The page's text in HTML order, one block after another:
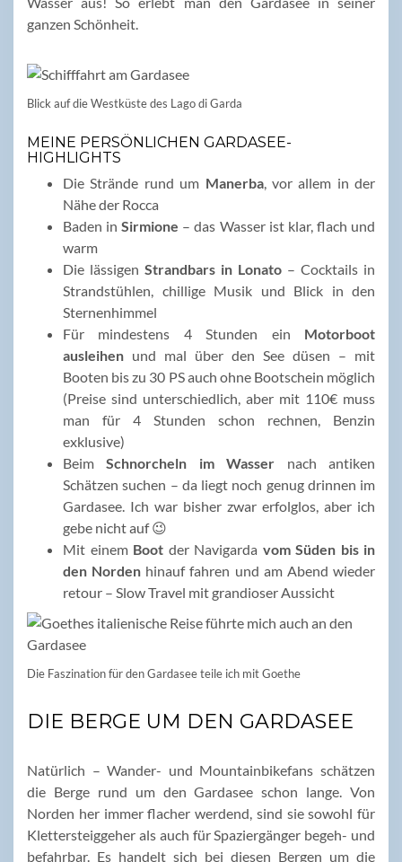
ganzen Schönheit.
Blick auf die Westküste des Lago di Garda
MEINE PERSÖNLICHEN GARDASEE-
HIGHLIGHTS
Die Strände rund um Manerba, vor allem in der
Nähe der Rocca
Baden inSirmione – das Wasser ist klar, flach und
warm
Die lässigen Strandbars in Lonato – Cocktails in
Strandstühlen, chillige Musik und Blick in den
Sternenhimmel
Für mindestens 4 Stunden ein Motorboot
ausleihen und mal über den See düsen – mit
Booten bis zu 30 PS auch ohne Bootschein möglich
(Preise sind unterschiedlich, aber mit 110€ muss
man für 4 Stunden schon rechnen, Benzin
exklusive)
BeimSchnorcheln im Wasser nach antiken
Schätzen suchen – da liegt noch genug drinnen im
Gardasee. Ich war bisher zwar erfolglos, aber ich
gebe nicht auf 😉
Mit einem Boot der Navigarda vom Süden bis in
den Norden hinauf fahren und am Abend wieder
retour – Slow Travel mit grandioser Aussicht
Die Faszination für den Gardasee teile ich mit Goethe
DIE BERGE UM DEN GARDASEE
Natürlich – Wander- und Mountainbikefans schätzen
die Berge rund um den Gardasee schon lange. Von
Norden her immer flacher werdend, sind sie sowohl für
Klettersteiggeher als auch für Spaziergänger begeh- und
befahrbar. Es handelt sich bei diesen Bergen um die